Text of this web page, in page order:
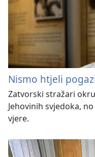
Nismo htjeli
Zatvorski stražari
Jehovinih svjedoka,
vjere.